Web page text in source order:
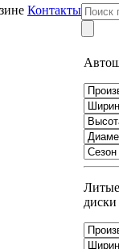
Контакты
Литые
диски